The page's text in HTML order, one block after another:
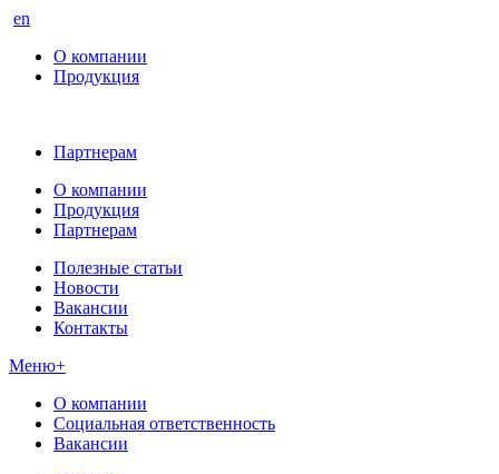
en
О компании
Продукция
Партнерам
О компании
Продукция
Партнерам
Полезные статьи
Новости
Вакансии
Контакты
Меню+
О компании
Социальная ответственность
Вакансии